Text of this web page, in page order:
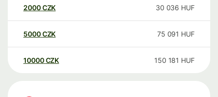
2000CZK 30 036 HUF
5000CZK 75 091 HUF
10000 CZK 150 181 HUF